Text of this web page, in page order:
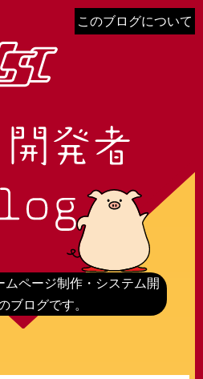
ムページ制作・システム開
ブログです。
このブログについて